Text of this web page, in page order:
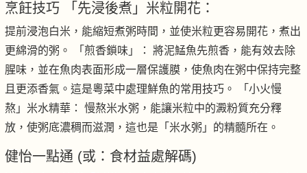
烹飪技巧 「先浸後煮」米粒開花：
提前浸泡白米，能縮短煮粥時間，並使米粒更容易開花，煮出
更綿滑的粥。 「煎香鎖味」： 將泥鯭魚先煎香，能有效去除
腥味，並在魚肉表面形成一層保護膜，使魚肉在粥中保持完整
且更添香氣。這是粵菜中處理鮮魚的常用技巧。 「小火慢
熬」米水精華： 慢熬米水粥，能讓米粒中的澱粉質充分釋
放，使粥底濃稠而滋潤，這也是「米水粥」的精髓所在。
健怡一點通 (或：食材益處解碼)